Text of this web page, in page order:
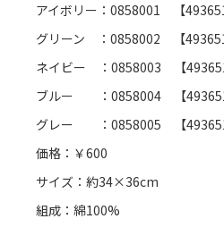
アイボリー：0858001 【
グリーン ：0858002 【
ネイビー ：0858003 【
ブルー ：0858004 【
グレー ：0858005 【
価格：￥600
サイズ：約34×36cm
組成：綿100%